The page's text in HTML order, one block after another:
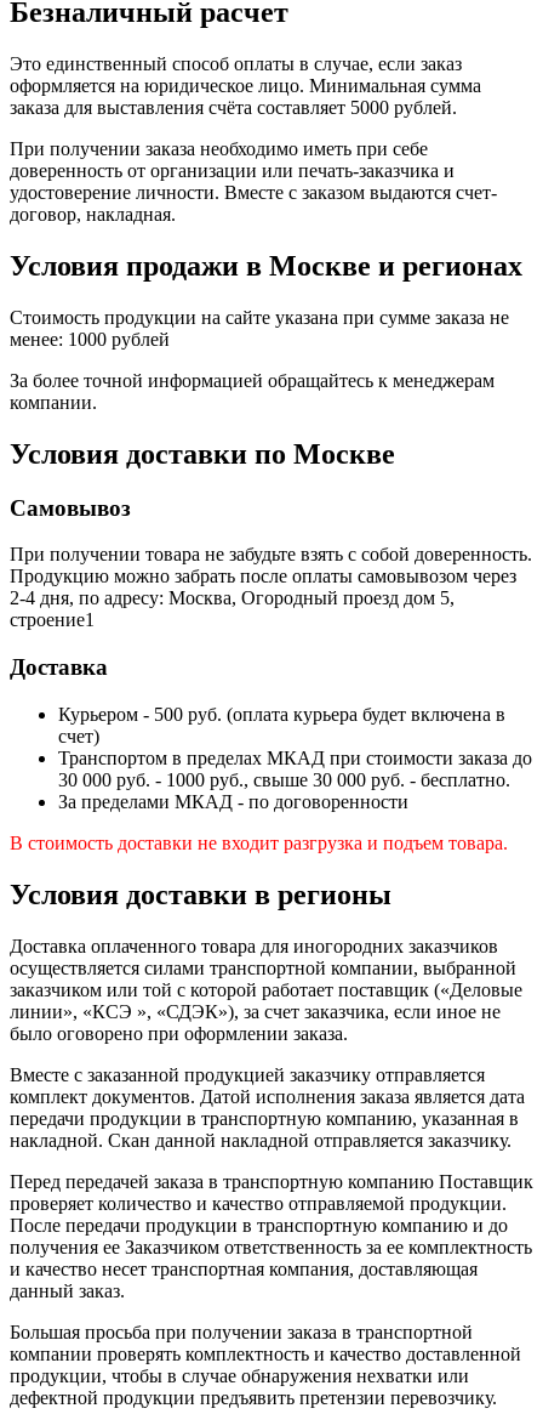
Безналичный расчет
Это единственный способ оплаты в случае, если заказ
оформляется на юридическое лицо. Минимальная сумма
заказа для выставления счёта составляет 5000 рублей.
При получении заказа необходимо иметь при себе
доверенность от организации или печать-заказчика и
удостоверение личности. Вместе с заказом выдаются счет-
договор, накладная.
Условия продажи в Москве и регионах
Стоимость продукции на сайте указана при сумме заказа не
менее: 1000 рублей
За более точной информацией обращайтесь к менеджерам
компании.
Условия доставки по Москве
Самовывоз
При получении товара не забудьте взять с собой доверенность.
Продукцию можно забрать после оплаты самовывозом через
2-4 дня, по адресу: Москва, Огородный проезд дом 5,
строение1
Доставка
Курьером - 500 руб. (оплата курьера будет включена в
счет)
Транспортом в пределах МКАД при стоимости заказа до
30 000 руб. - 1000 руб., свыше 30 000 руб. - бесплатно.
За пределами МКАД - по договоренности
В стоимость доставки не входит разгрузка и подъем товара.
Условия доставки в регионы
Доставка оплаченного товара для иногородних заказчиков
осуществляется силами транспортной компании, выбранной
заказчиком или той с которой работает поставщик («Деловые
линии», «КСЭ », «СДЭК»), за счет заказчика, если иное не
было оговорено при оформлении заказа.
Вместе с заказанной продукцией заказчику отправляется
комплект документов. Датой исполнения заказа является дата
передачи продукции в транспортную компанию, указанная в
накладной. Скан данной накладной отправляется заказчику.
Перед передачей заказа в транспортную компанию Поставщик
проверяет количество и качество отправляемой продукции.
После передачи продукции в транспортную компанию и до
получения ее Заказчиком ответственность за ее комплектность
и качество несет транспортная компания, доставляющая
данный заказ.
Большая просьба при получении заказа в транспортной
компании проверять комплектность и качество доставленной
продукции, чтобы в случае обнаружения нехватки или
дефектной продукции предъявить претензии перевозчику.